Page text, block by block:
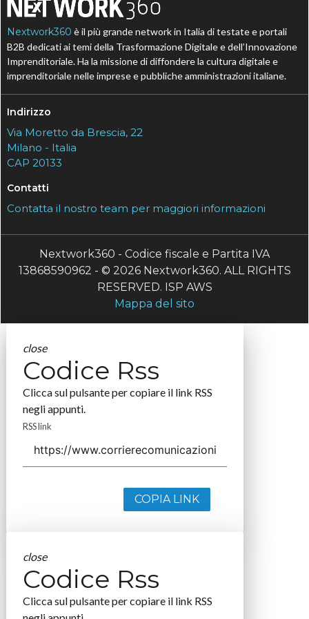
Nextwork360 è il più grande network in Italia di testate e portali
B2B dedicati ai temi della Trasformazione Digitale e dell’Innovazione
Imprenditoriale. Ha la missione di diffondere la cultura digitale e
imprenditoriale nelle imprese e pubbliche amministrazioni italiane.
Indirizzo
Via Moretto da Brescia, 22
Milano - Italia
CAP 20133
Contatti
Contatta il nostro team per maggiori informazioni
Nextwork360 - Codice fiscale e Partita IVA
13868590962 - © 2026 Nextwork360. ALL RIGHTS
RESERVED. ISP AWS
Mappa del sito
close
Codice Rss
Clicca sul pulsante per copiare il link RSS
negli appunti.
RSS link
COPIA LINK
close
Codice Rss
Clicca sul pulsante per copiare il link RSS